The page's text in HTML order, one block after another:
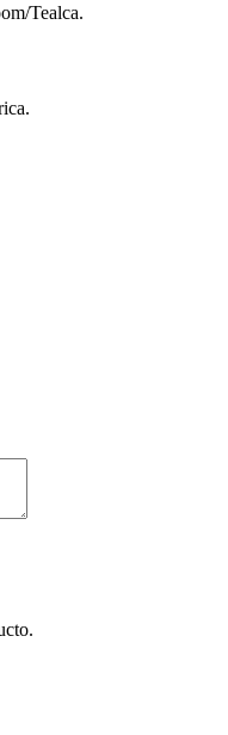
Tealca.